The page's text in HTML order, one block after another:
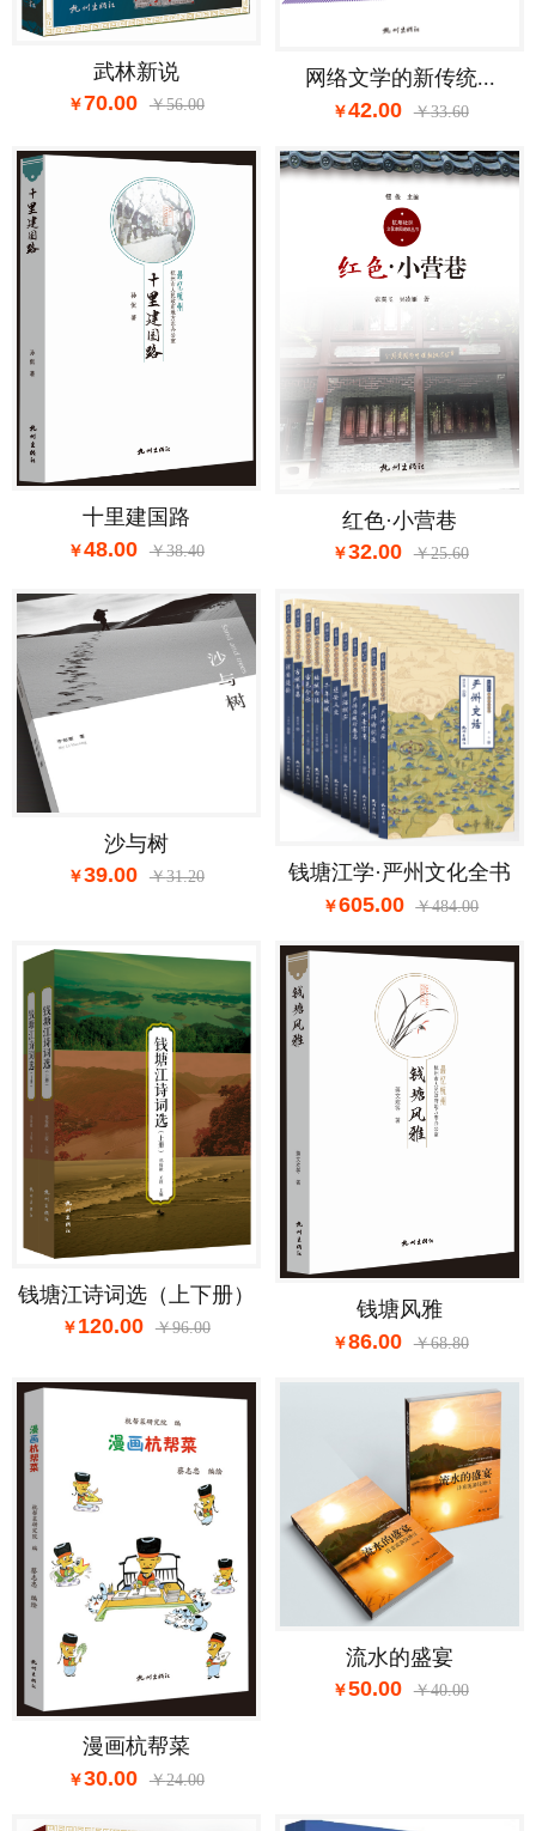
武林新说
70.00
56.00
网络文学的新传统...
42.00
33.60
十里建国路
48.00
38.40
红色·小营巷
32.00
25.60
沙与树
39.00
31.20
钱塘江学·严州文化全书
605.00
484.00
钱塘江诗词选（上下册）
120.00
96.00
钱塘风雅
86.00
68.80
漫画杭帮菜
30.00
24.00
流水的盛宴
50.00
40.00